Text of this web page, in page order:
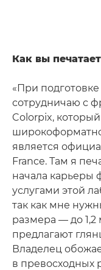
Как вы
«При
сотрудничаю с
Colorpix,
является
France. Там я
начала карьеры
услугами этой
так как мне
размера — до
предлагают
Владелец
в превосходных